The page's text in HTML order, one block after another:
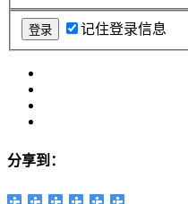
记住登录信息
分享到：